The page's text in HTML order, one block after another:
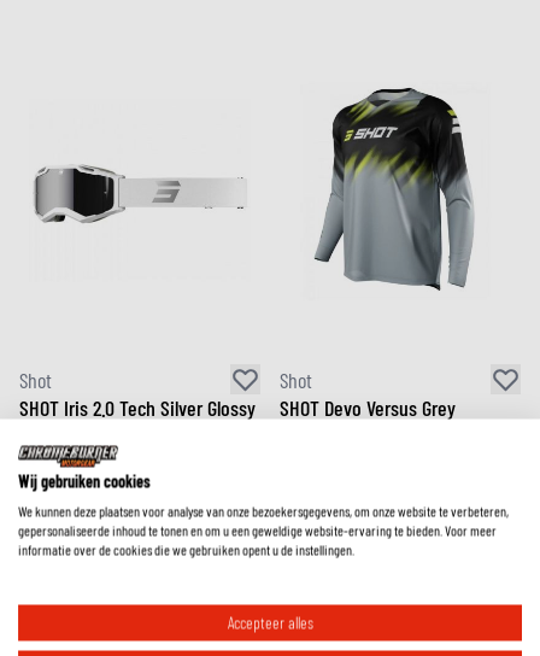
Shot
SHOT Iris 2.0 Tech Silver Glossy
€38 24€ 50 99
25% korting op adviesprijs
Shot
SHOT Devo Versus Grey
Wij gebruiken cookies
We kunnen deze plaatsen voor analyse van onze bezoekersgegevens, om onze website te verbeteren,
gepersonaliseerde inhoud te tonen en om u een geweldige website-ervaring te bieden. Voor meer
informatie over de cookies die we gebruiken opent u de instellingen.
Accepteer alles